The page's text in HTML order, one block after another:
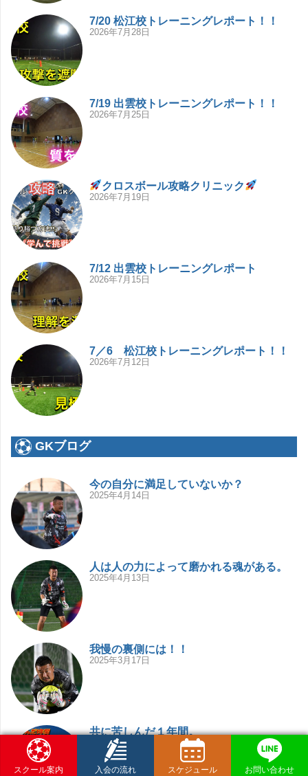
7/20 松江校トレーニングレポート！！
2026年7月28日
7/19 出雲校トレーニングレポート！！
2026年7月25日
クロスボール攻略クリニック
2026年7月19日
7/12 出雲校トレーニングレポート
2026年7月15日
7／6 松江校トレーニングレポート！！
2026年7月12日
GKブログ
今の自分に満足していないか？
2025年4月14日
人は人の力によって磨かれる魂がある。
2025年4月13日
我慢の裏側には！！
2025年3月17日
共に苦しんだ１年間。
2022年1月3日
スクール案内 入会の流れ スケジュール お問い合わせ